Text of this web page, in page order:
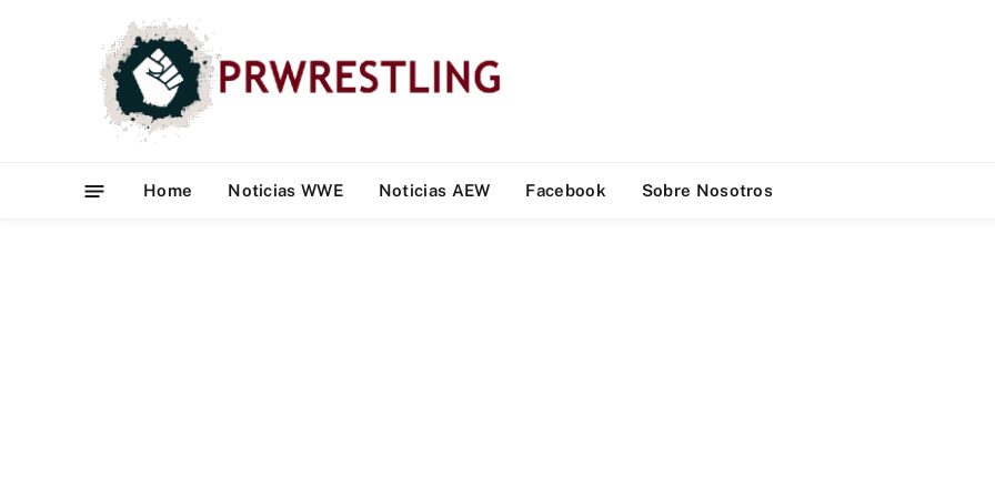
Home Noticias WWE Noticias AEW Facebook Sobre Nosotros